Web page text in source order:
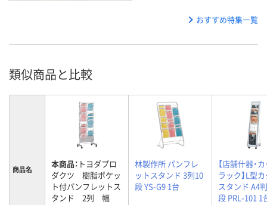
おすすめ特集一覧
類似商品と比較
商品名 本商品： トヨダプロ
ダクツ 樹脂ポケッ
ト付パンフレットス
タンド 2列 幅
林製作所 パンフレ
ットスタンド 3列10
段 YS-G9 1台
【店舗什器・
ラック】L型
スタンド A4
段 PRL-101 1